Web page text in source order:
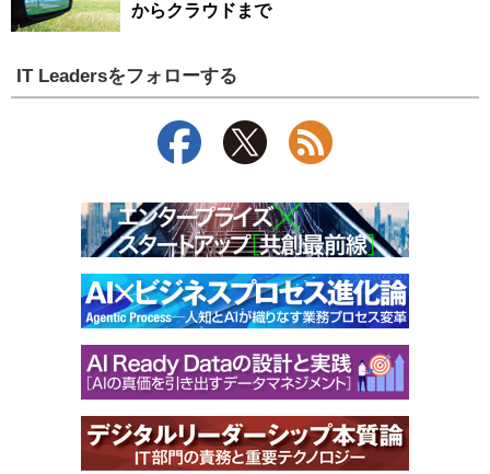
からクラウドまで
IT Leadersをフォローする